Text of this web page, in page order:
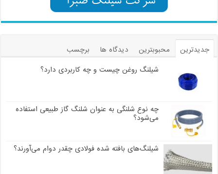
جدیدترین محبوبترین دیدگاه ها
برچسب
شیلنگ روغن چیست و چه کاربردی دارد؟
چه نوع شلنگی به عنوان شلنگ گاز طبیعی استفاده
می‌شود؟
شیلنگ‌های بافته شده فولادی چقدر دوام می‌آورند؟